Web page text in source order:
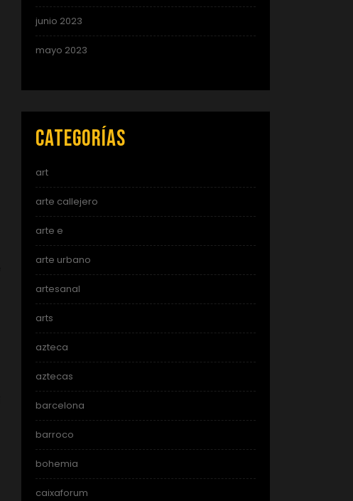
junio 2023
mayo 2023
Categorías
art
arte callejero
arte e
arte urbano
artesanal
arts
azteca
aztecas
barcelona
barroco
bohemia
caixaforum